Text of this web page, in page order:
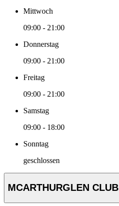
Mittwoch
09:00 - 21:00
Donnerstag
09:00 - 21:00
Freitag
09:00 - 21:00
Samstag
09:00 - 18:00
Sonntag
geschlossen
MCARTHURGLEN CLUB